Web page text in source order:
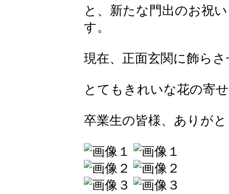
と、新たな門出のお祝
す。
現在、正面玄関に飾ら
とてもきれいな花の寄
卒業生の皆様、ありが